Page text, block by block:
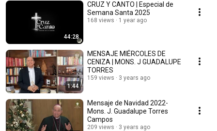
44:28
CRUZ Y CANTO | Especial de
Semana Santa 2025
168 views 1 year ago
1:44
MENSAJE MIÉRCOLES DE
CENIZA | MONS. J GUADALUPE
TORRES
159 views 3 years ago
Mensaje de Navidad 2022-
Mons. J. Guadalupe Torres
Campos
209 views 3 years ago